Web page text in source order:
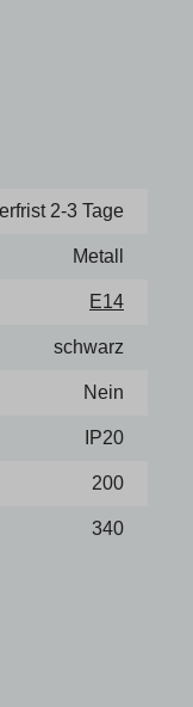
2-3 Tage
Metall
E14
schwarz
Nein
IP20
200
340